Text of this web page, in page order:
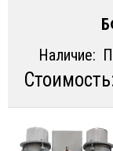
НОВОСТИ
Наличие: